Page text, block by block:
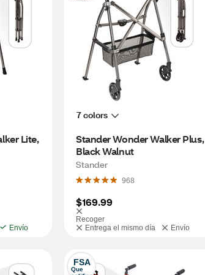
Lite,
Envío
7 colors
Stander Wonder Walker Plus,
Black Walnut
Stander
968
$169.99
Recoger
Entrega el mismo día
Envío
FSA
Que